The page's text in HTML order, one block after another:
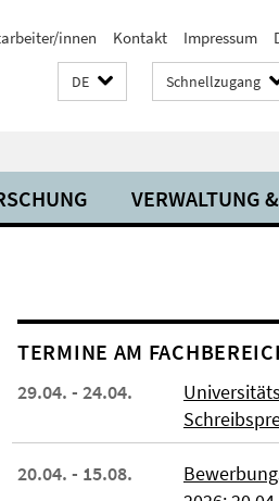
innen Kontakt Impressum
DE Schnellzugang
VERWALTUNG
TERMINE AM
29.04. - 24.04.
20.04. - 15.08.